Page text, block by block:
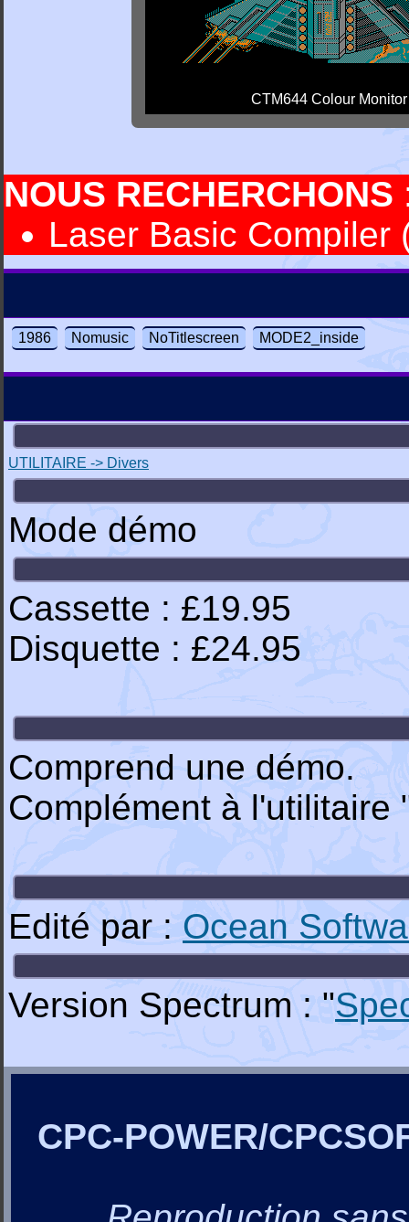
CTM644 Colour Monitor
NOUS RECHERCHONS
Laser Basic Compiler
1986 Nomusic NoTitlescreen MODE2_inside
UTILITAIRE -> Divers
Mode démo
Cassette : £19.95
Disquette : £24.95
Comprend une démo.
Complément à l'utilitaire
Edité par : Ocean
Version Spectrum : "
CPC-POWER/